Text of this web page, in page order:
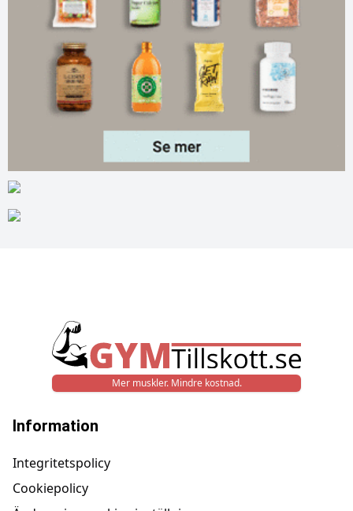
Mer muskler. Mindre kostnad.
Information
Integritetspolicy
Cookiepolicy